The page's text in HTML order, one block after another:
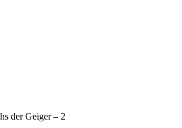
der Geiger – 2